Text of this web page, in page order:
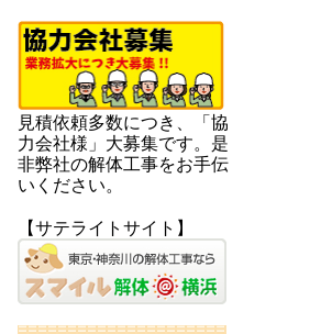
見積依頼多数につき、「協
力会社様」大募集です。是
非弊社の解体工事をお手伝
いください。
【サテライトサイト】